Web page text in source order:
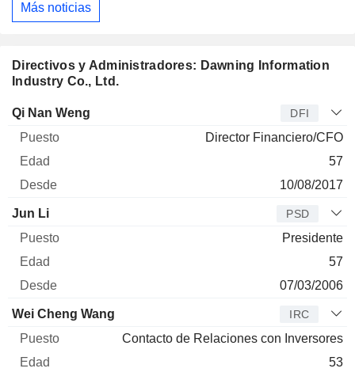
Más noticias
Directivos y Administradores: Dawning Information
Industry Co., Ltd.
Director Puesto
Qi Nan Weng DFI
Director Financiero/CFO
57
10/08/2017
Jun Li PSD
Presidente
57
07/03/2006
Wei Cheng Wang IRC
Contacto de Relaciones con Inversores
53